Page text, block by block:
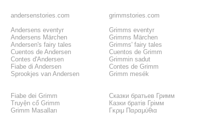
andersenstories.com
Andersens eventyr
Andersens Märchen
Andersen's fairy tales
Cuentos de Andersen
Contes d'Andersen
Fiabe di Andersen
Sprookjes van Andersen
grimmstories.com
Grimms eventyr
Grimms Märchen
Grimms' fairy tales
Cuentos de Grimm
Grimmin sadut
Contes de Grimm
Grimm mesék
Fiabe dei Grimm
Truyện cổ Grimm
Grimm Masalları
Сказки братьев Гримм
Казки братів Грімм
Γκριμ Παραμύθια